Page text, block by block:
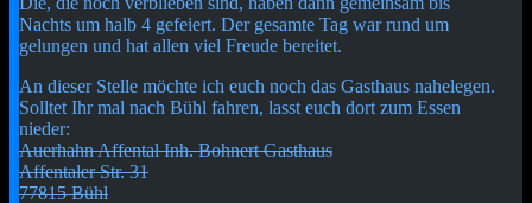
Nachts um halb 4 gefeiert. Der gesamte Tag war rund um
gelungen und hat allen viel Freude bereitet.
An dieser Stelle möchte ich euch noch das Gasthaus nahelegen.
Solltet Ihr mal nach Bühl fahren, lasst euch dort zum Essen
nieder:
Auerhahn Affental Inh. Bohnert Gasthaus
Affentaler Str. 31
77815 Bühl